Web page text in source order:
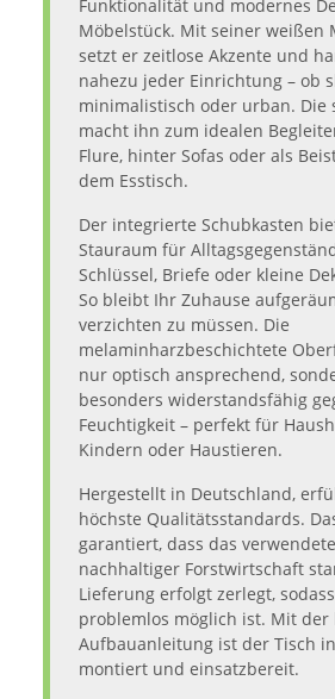
Funktionalität und modernes
Möbelstück. Mit seiner weißen
setzt er zeitlose Akzente und
nahezu jeder Einrichtung – ob
minimalistisch oder urban. Die
macht ihn zum idealen
Flure, hinter Sofas oder als
dem Esstisch.
Der integrierte Schubkasten
Stauraum für
Schlüssel, Briefe oder kleine
So bleibt Ihr Zuhause
verzichten zu müssen. Die
melaminharzbeschichtete
nur optisch ansprechend,
besonders widerstandsfähig
Feuchtigkeit – perfekt für
Kindern oder Haustieren.
Hergestellt in Deutschland,
höchste Qualitätsstandards.
garantiert, dass das
nachhaltiger Forstwirtschaft
Lieferung erfolgt zerlegt,
problemlos möglich ist. Mit der
Aufbauanleitung ist der Tisch
montiert und einsatzbereit.